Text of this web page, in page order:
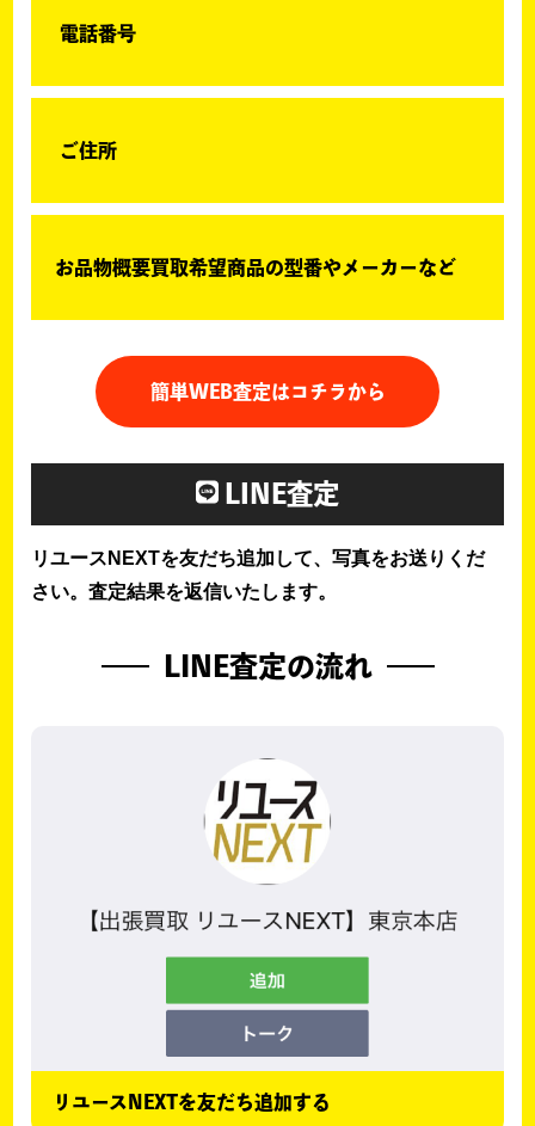
電話番号
ご住所
お品物概要買取希望商品の型番やメーカーなど
簡単WEB査定はコチラから
LINE査定
リユースNEXTを友だち追加して、写真をお送りくだ
さい。査定結果を返信いたします。
LINE査定の流れ
リユースNEXTを友だち追加する